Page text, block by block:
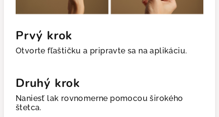
Prvý krok
Otvorte fľaštičku a pripravte sa na aplikáciu.
Druhý krok
Naniesť lak rovnomerne pomocou širokého
štetca.